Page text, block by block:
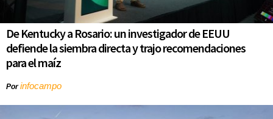
De Kentucky a Rosario: un investigador de EEUU
defiende la siembra directa y trajo recomendaciones
para el maíz
Porinfocampo